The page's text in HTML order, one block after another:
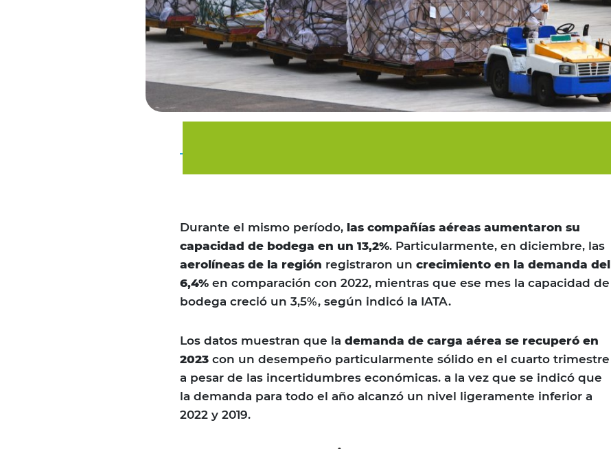
Durante el mismo período, las compañías aéreas aumentaron su
capacidad de bodega en un 13,2%. Particularmente, en diciembre, las
aerolíneas de la región registraron un crecimiento en la demanda del
6,4% en comparación con 2022, mientras que ese mes la capacidad de
bodega creció un 3,5%, según indicó la IATA.
Los datos muestran que la demanda de carga aérea se recuperó en
2023 con un desempeño particularmente sólido en el cuarto trimestre
a pesar de las incertidumbres económicas. a la vez que se indicó que
la demanda para todo el año alcanzó un nivel ligeramente inferior a
2022 y 2019.